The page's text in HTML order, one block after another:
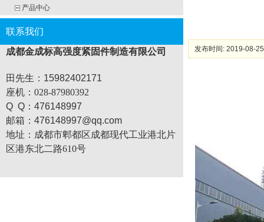
产品中心
联系我们
成都金成标高强度紧固件制造有限公司
田先生：15982402171
座机 ：028-87980392
Q Q：476148997
邮箱：476148997@qq.com
地址： 成都市郫都区成都现代工业港北片
区港东北二路610号
发布时间: 2019-08-